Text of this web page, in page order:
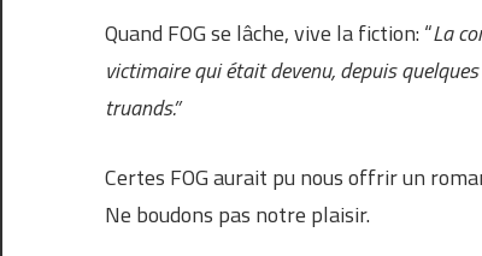
Quand FOG se lâche, vive la fiction: “La
victimaire qui était devenu, depuis
truands.”
Certes FOG aurait pu nous offrir un
Ne boudons pas notre plaisir.